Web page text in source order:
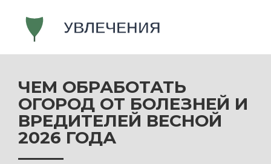
ЧЕМ ОБРАБОТАТЬ
ОГОРОД ОТ БОЛЕЗНЕЙ И
ВРЕДИТЕЛЕЙ ВЕСНОЙ
2026 ГОДА